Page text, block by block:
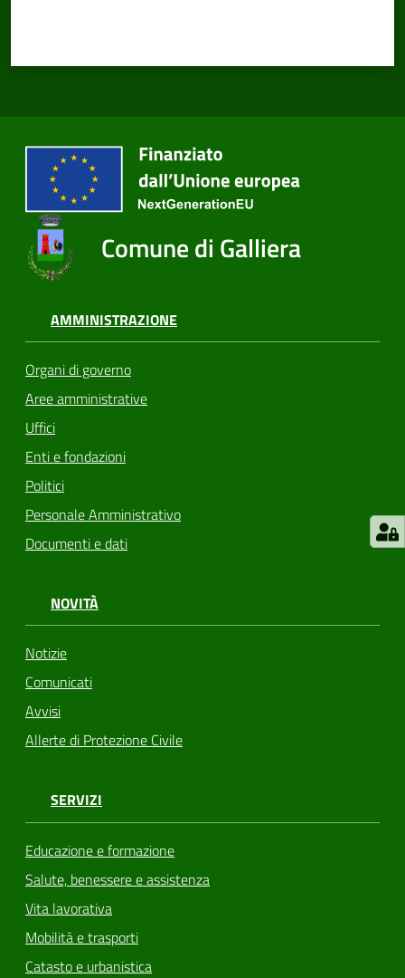
Comune di Galliera
AMMINISTRAZIONE
Organi di governo
Aree amministrative
Uffici
Enti e fondazioni
Politici
Personale Amministrativo
Documenti e dati
NOVITÀ
Notizie
Comunicati
Avvisi
Allerte di Protezione Civile
SERVIZI
Educazione e formazione
Salute, benessere e assistenza
Vita lavorativa
Mobilità e trasporti
Catasto e urbanistica